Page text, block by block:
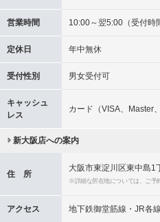
営業時間 10:00～翌5:00（受付時
定休日 年中無休
受付性別 男女受付可
キャッシュ
レス
カード（VISA、Master
新大阪店への案内
住 所
大阪市東淀川区東中島1
※詳細な所在地については、ご予
アクセス 地下鉄御堂筋線・JR各